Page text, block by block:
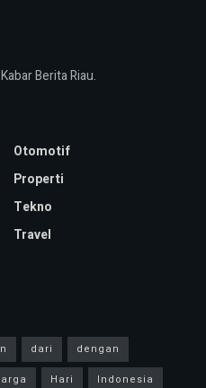
Berita Riau.
Otomotif
Properti
Tekno
Travel
dari
dengan
Hari
Indonesia